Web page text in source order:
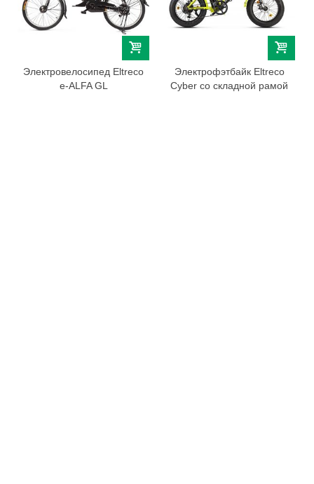
Электровелосипед Eltreco
e-ALFA GL
Электрофэтбайк Eltreco
Cyber со складной рамой